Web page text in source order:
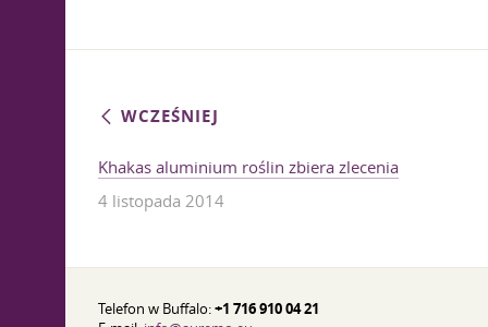
WCZEŚNIEJ
Khakas aluminium roślin zbiera zlecenia
4 listopada 2014
Telefon w Buffalo:+1 716 910 04 21